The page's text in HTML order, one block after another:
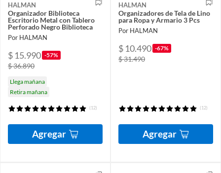
HALMAN
Organizador Biblioteca
Escritorio Metal con Tablero
Perforado Negro Biblioteca
Por HALMAN
$ 15.990 -57%
$ 36.890
Llega mañana
Retira mañana
(12)
Agregar
HALMAN
Organizadores de Tela de Lino
para Ropa y Armario 3 Pcs
Por HALMAN
$ 10.490 -67%
$ 31.490
(12)
Agregar